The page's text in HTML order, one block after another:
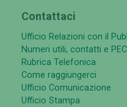
Contattaci
Ufficio Relazioni con il
Numeri utili, contatti e PEC
Rubrica Telefonica
Come raggiungerci
Ufficio Comunicazione
Ufficio Stampa